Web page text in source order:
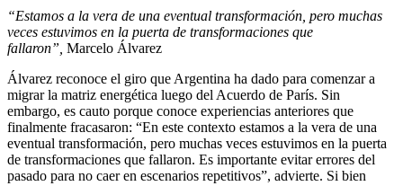
“Estamos a la vera de una eventual transformación, pero muchas
veces estuvimos en la puerta de transformaciones que
fallaron”, Marcelo Álvarez
Álvarez reconoce el giro que Argentina ha dado para comenzar a
migrar la matriz energética luego del Acuerdo de París. Sin
embargo, es cauto porque conoce experiencias anteriores que
finalmente fracasaron: “En este contexto estamos a la vera de una
eventual transformación, pero muchas veces estuvimos en la puerta
de transformaciones que fallaron. Es importante evitar errores del
pasado para no caer en escenarios repetitivos”, advierte. Si bien